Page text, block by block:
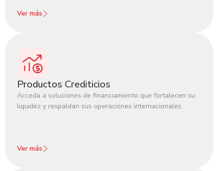
Ver más
Productos Crediticios
Acceda a soluciones de financiamiento que fortalecen su
liquidez y respaldan sus operaciones internacionales.
Ver más